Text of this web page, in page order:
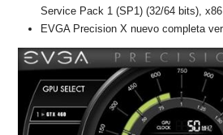
Service Pack 1 (SP1) (32/64 bits), x86
EVGA Precision X nuevo completa